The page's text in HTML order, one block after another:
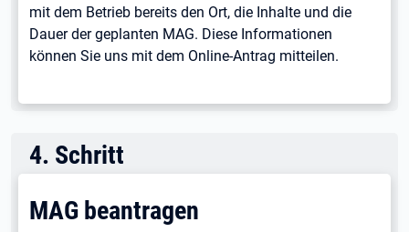
mit dem Betrieb bereits den Ort, die Inhalte und die
Dauer der geplanten MAG. Diese Informationen
können Sie uns mit dem Online-Antrag mitteilen.
4. Schritt
MAG beantragen